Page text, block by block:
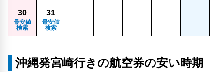
30
最安値
検索
31
最安値
検索
沖縄発宮崎行きの航空券の安い時期